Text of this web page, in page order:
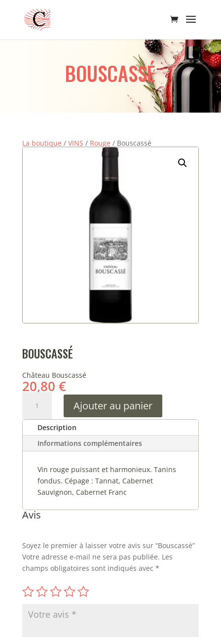
BOUSCASSÉ
La boutique / VINS / Rouge / Bouscassé
BOUSCASSÉ
Château Bouscassé
20,80 €
Bouscassé
Ajouter au panier
Description
Informations complémentaires
Vin rouge puissant et harmonieux. Tanins
fondus. Cépage : Tannat, Cabernet
Sauvignon, Cabernet Franc
Avis
Soyez le premier à laisser votre avis sur “Bouscassé”
Votre adresse e-mail ne sera pas publiée. Les
champs obligatoires sont indiqués avec *